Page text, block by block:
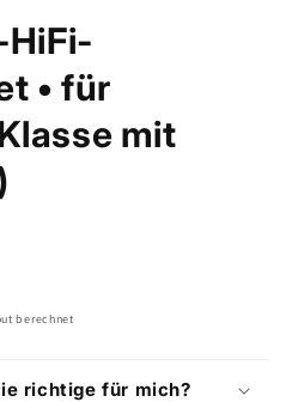
HiFi-
• für
mit
berechnet
richtige für mich?